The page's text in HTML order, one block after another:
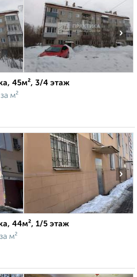
›
45м², 3/4 этаж
за м²
›
44м², 1/5 этаж
за м²